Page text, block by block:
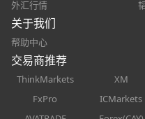
外汇行情
关于我们
帮助中心
交易商推荐
ThinkMarkets XM
FxPro
ICMarkets